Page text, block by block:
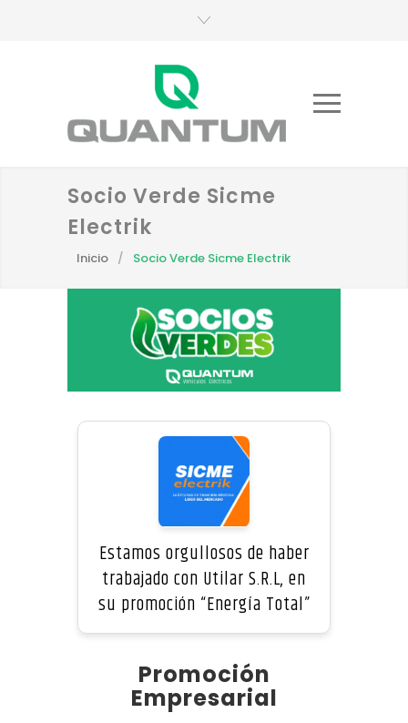
Socio Verde Sicme
Electrik
Inicio / Socio Verde Sicme Electrik
Estamos orgullosos de haber
trabajado con Utilar S.R.L, en
su promoción “Energía Total”
Promoción
Empresarial